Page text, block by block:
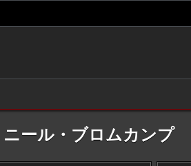
ニール・ブロムカンプ